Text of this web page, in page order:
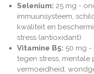
Selenium: 25 mg -
immuunsysteem,
kwaliteit en
stress (antioxidant)
Vitamine B5: 50 mg
tegen stress, mentale
vermoeidheid,